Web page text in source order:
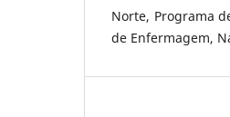
Norte, Programa
de Enfermagem,